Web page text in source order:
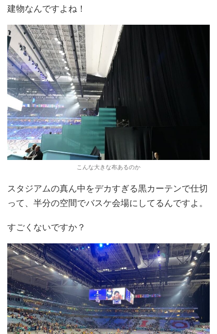
建物なんですよね！
こんな大きな布あるのか
スタジアムの真ん中をデカすぎる黒カーテンで仕切
って、半分の空間でバスケ会場にしてるんですよ。
すごくないですか？